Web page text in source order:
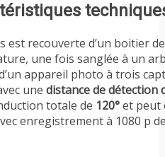
est recouverte d’un boitier
une fois sanglée à un
appareil photo à trois
une distance de détection
totale de 120°et peut
enregistrement à 1080 p